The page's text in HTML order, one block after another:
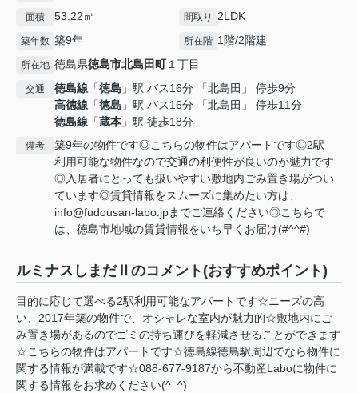
面積 53.22㎡ 間取り 2LDK
築年数 築9年 所在階 1階/2階建
所在地 徳島県徳島市北島田町１丁目
交通 徳島線 「徳島 」駅 バス16分 「北島田」 停歩9分
高徳線 「徳島 」駅 バス16分 「北島田」 停歩11分
徳島線 「蔵本 」駅 徒歩18分
備考
築9年の物件です◎こちらの物件はアパートです◎2駅
利用可能な物件なので交通の利便性が良いのが魅力です
◎入居者にとっても扱いやすい敷地内ごみ置き場がつい
ています◎賃貸情報をスムーズに集めたい方は、
info@fudousan-labo.jpまでご連絡ください◎こちらで
は、徳島市地域の賃貸情報をいち早くお届け(#^^#)
ルミナスしまだⅡのコメント(おすすめポイント)
目的に応じて選べる2駅利用可能なアパートです☆ニーズの高
い、2017年築の物件で、オシャレな室内が魅力的☆敷地内にご
み置き場があるのでゴミの持ち運びを軽減させることができます
☆こちらの物件はアパートです☆徳島線徳島駅周辺でなら物件に
関する情報が満載です☆088-677-9187から不動産Laboに物件に
関する情報をお求めください(^_^)